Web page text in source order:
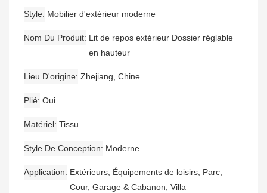
Style Mobilier d'extérieur moderne
Nom Du Produit Lit de repos extérieur Dossier réglable
en hauteur
Lieu D'origine Zhejiang, Chine
Plié Oui
Matériel Tissu
Style De Conception Moderne
Application
Extérieurs, Équipements de loisirs, Parc,
Cour, Garage & Cabanon, Villa